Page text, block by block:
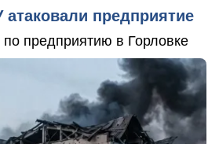
предприятие
предприятию в Горловке